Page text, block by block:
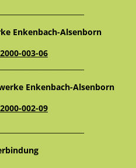
Enkenbach-Alsenborn
003-06
Enkenbach-Alsenborn
002-09